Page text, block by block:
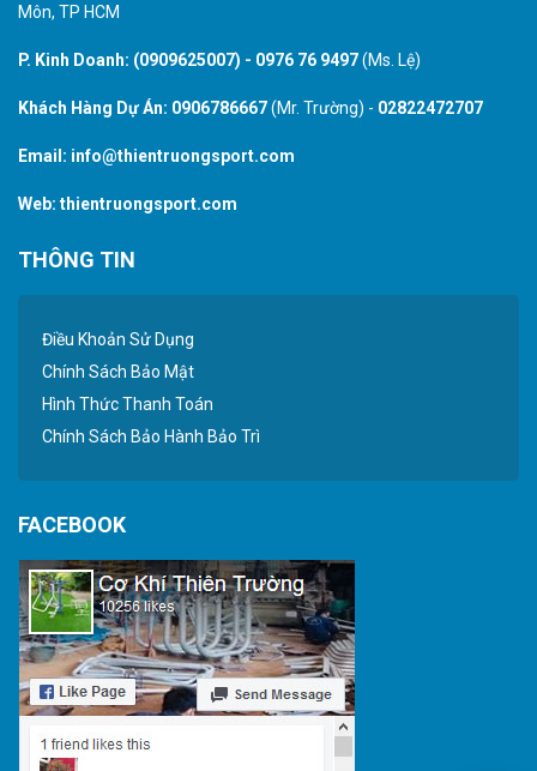
Môn, TP HCM
P. Kinh Doanh: (0909625007) - 0976 76 9497(Ms. Lệ)
Khách Hàng Dự Án: 0906786667(Mr. Trường) - 02822472707
Email: info@thientruongsport.com
Web: thientruongsport.com
THÔNG TIN
Điều Khoản Sử Dụng
Chính Sách Bảo Mật
Hình Thức Thanh Toán
Chính Sách Bảo Hành Bảo Trì
FACEBOOK